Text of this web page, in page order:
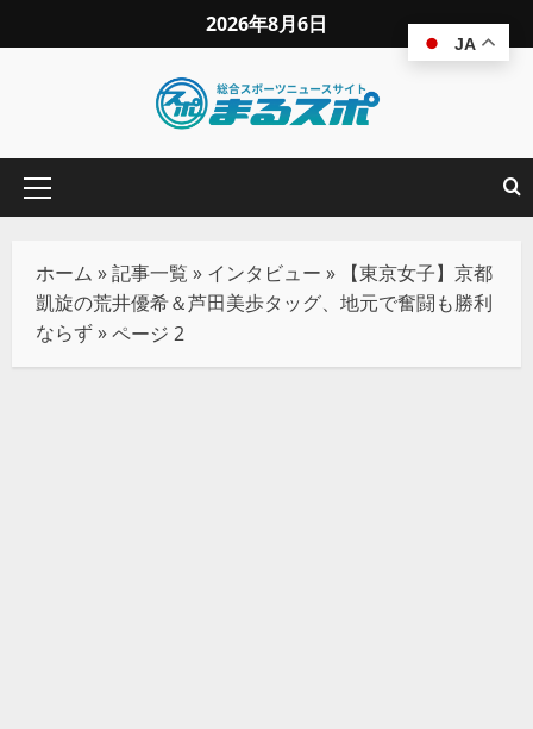
2026年8月6日
ホーム »記事一覧 » インタビュー »
【東京女子】京都
凱旋の荒井優希＆芦田美歩タッグ、地元で奮闘も勝利
ならず»ページ 2
JA